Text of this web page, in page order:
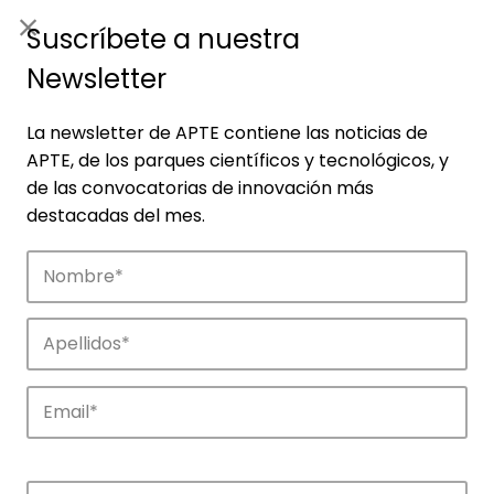
Empresas
Descubre las empresas que impulsan la
innovación en los parques de APTE.
Suscríbete a nuestra
Newsletter
La newsletter de APTE contiene las noticias de
APTE, de los parques científicos y tecnológicos, y
de las convocatorias de innovación más
destacadas del mes.